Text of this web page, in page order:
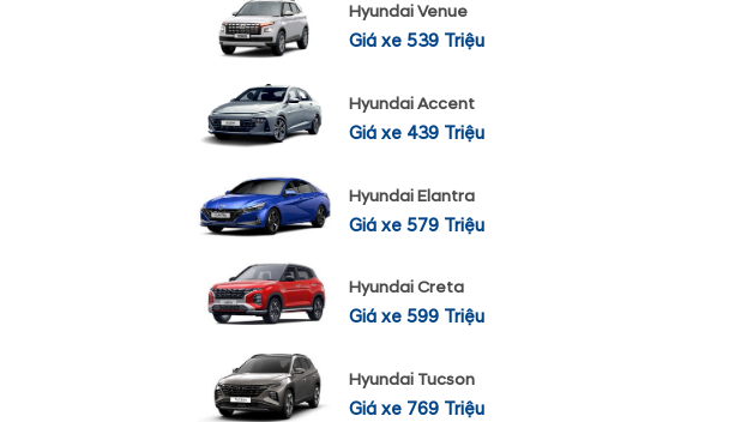
Hyundai Venue
Giá xe 539 Triệu
Hyundai Accent
Giá xe 439 Triệu
Hyundai Elantra
Giá xe 579 Triệu
Hyundai Creta
Giá xe 599 Triệu
Hyundai Tucson
Giá xe 769 Triệu